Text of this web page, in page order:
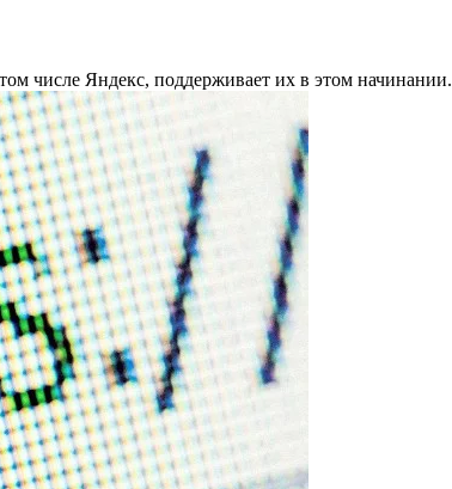
числе Яндекс, поддерживает их в этом начинании.